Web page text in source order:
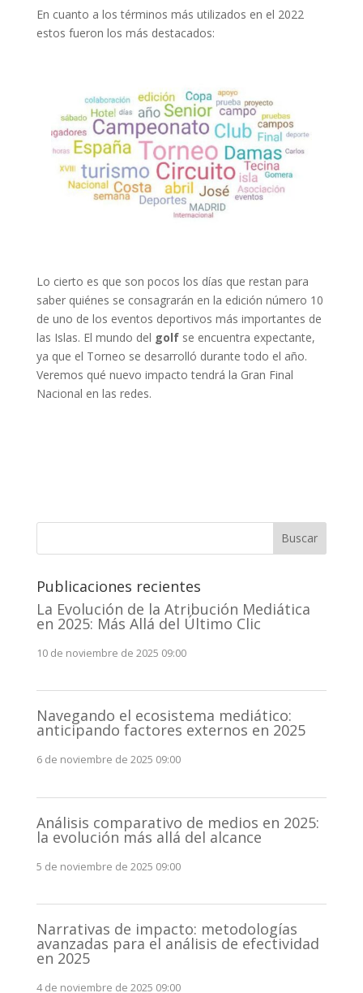
En cuanto a los términos más utilizados en el 2022
estos fueron los más destacados:
Lo cierto es que son pocos los días que restan para
saber quiénes se consagrarán en la edición número 10
de uno de los eventos deportivos más importantes de
las Islas. El mundo del golf se encuentra expectante,
ya que el Torneo se desarrolló durante todo el año.
Veremos qué nuevo impacto tendrá la Gran Final
Nacional en las redes.
Buscar
Publicaciones recientes
La Evolución de la Atribución Mediática
en 2025: Más Allá del Último Clic
10 de noviembre de 2025 09:00
Navegando el ecosistema mediático:
anticipando factores externos en 2025
6 de noviembre de 2025 09:00
Análisis comparativo de medios en 2025:
la evolución más allá del alcance
5 de noviembre de 2025 09:00
Narrativas de impacto: metodologías
avanzadas para el análisis de efectividad
en 2025
4 de noviembre de 2025 09:00